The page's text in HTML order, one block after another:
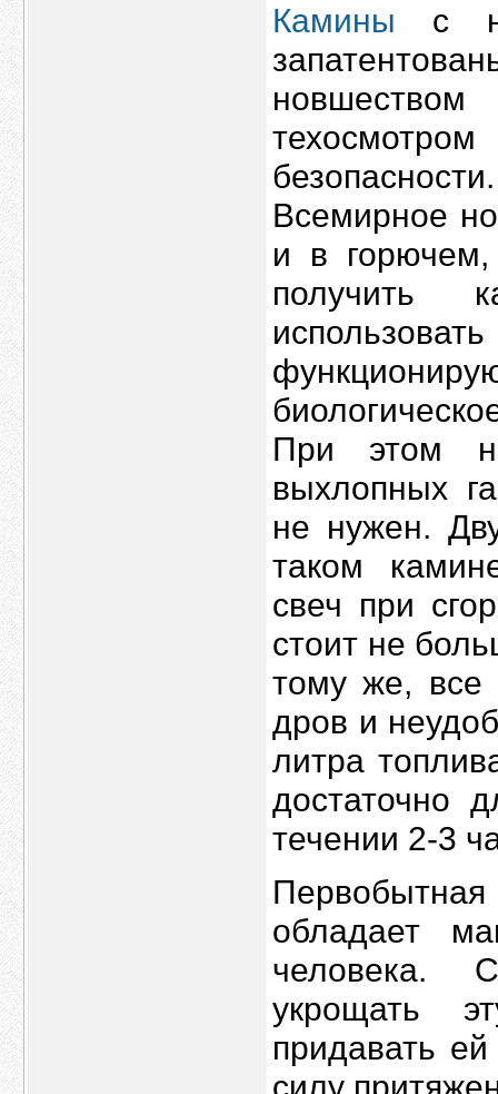
Камины с
безопасности.
Всемирное
и в горючем,
получить
При этом
выхлопных
не нужен.
таком
свеч при
стоит не
тому же, все
дров и
литра
достаточно
течении 2-3
обладает
человека.
укрощать
придавать
силу